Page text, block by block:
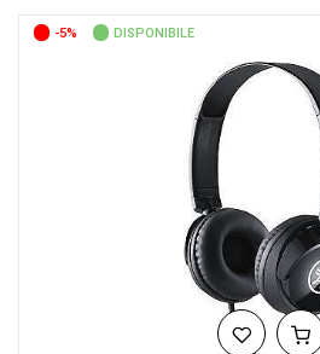
-5% DISPONIBILE